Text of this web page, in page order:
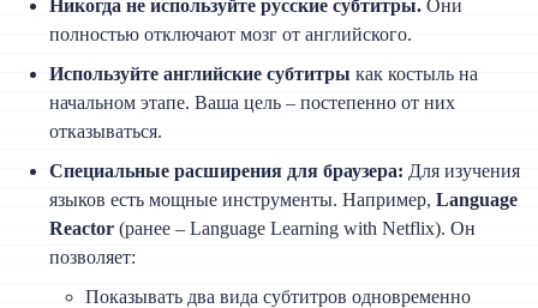
Никогда не используйте русские субтитры. Они
полностью отключают мозг от английского.
Используйте английские субтитры как костыль на
начальном этапе. Ваша цель – постепенно от них
отказываться.
Специальные расширения для браузера: Для изучения
языков есть мощные инструменты. Например,Language
Reactor (ранее – Language Learning with Netflix). Он
позволяет:
Показывать два вида субтитров одновременно